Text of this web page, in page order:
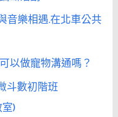
音樂相遇.在北車公共
以做寵物溝通嗎？
斗數初階班
)